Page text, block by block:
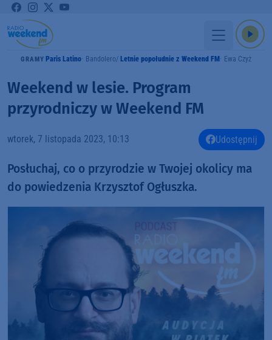
GRAMY Paris Latino Bandolero Letnie popołudnie z Weekend FM Ewa Czyż
Weekend w lesie. Program
przyrodniczy w Weekend FM
wtorek, 7 listopada 2023, 10:13 Udostępnij
Posłuchaj, co o przyrodzie w Twojej okolicy ma
do powiedzenia Krzysztof Ogłuszka.